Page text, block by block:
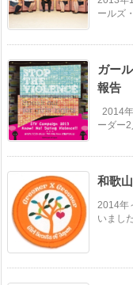
ールズ
ガー
報告
2014
ーダー2
和歌
2014年
いまし